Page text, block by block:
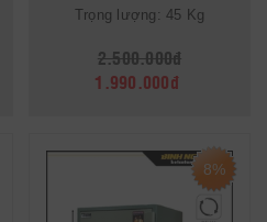
Trọng lượng: 45 Kg
2.500.000đ
1.990.000đ
8%